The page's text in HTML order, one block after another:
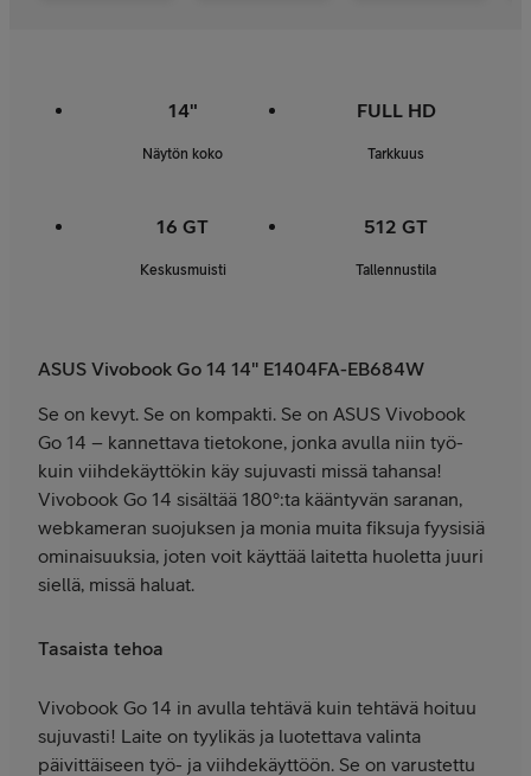
14"
Näytön koko
FULL HD
Tarkkuus
16 GT
Keskusmuisti
512 GT
Tallennustila
ASUS Vivobook Go 14 14" E1404FA-EB684W
Se on kevyt. Se on kompakti. Se on ASUS Vivobook
Go 14 – kannettava tietokone, jonka avulla niin työ-
kuin viihdekäyttökin käy sujuvasti missä tahansa!
Vivobook Go 14 sisältää 180°:ta kääntyvän saranan,
webkameran suojuksen ja monia muita fiksuja fyysisiä
ominaisuuksia, joten voit käyttää laitetta huoletta juuri
siellä, missä haluat.
Tasaista tehoa
Vivobook Go 14 in avulla tehtävä kuin tehtävä hoituu
sujuvasti! Laite on tyylikäs ja luotettava valinta
päivittäiseen työ- ja viihdekäyttöön. Se on varustettu